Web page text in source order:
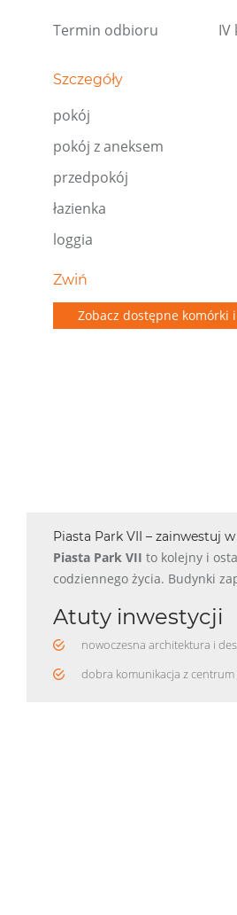
Termin odbioru IV
Szczegóły
pokój
pokój z aneksem
przedpokój
łazienka
loggia
Zwiń
Zobacz dostępne komórki
Piasta Park VII – zainwestuj w
Piasta Park VII to kolejny i
codziennego życia. Budynki
Atuty inwestycji
nowoczesna architektura i
dobra komunikacja z centrum